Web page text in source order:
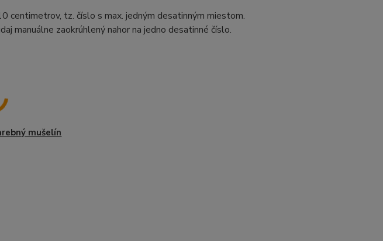
centimetrov, tz. číslo s max. jedným desatinným miestom.
manuálne zaokrúhlený nahor na jedno desatinné číslo.
mušelín